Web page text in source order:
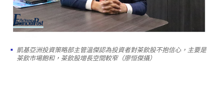
凱基亞洲投資策略部主管溫傑認為投資者對茶飲股不抱信心，主要是
茶飲市場飽和，茶飲股增長空間較窄（廖恒傑攝）